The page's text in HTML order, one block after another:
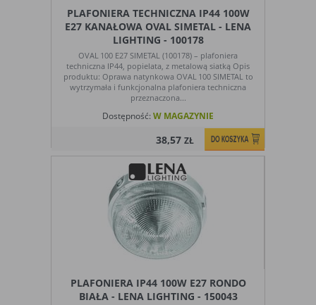
PLAFONIERA TECHNICZNA IP44 100W
E27 KANAŁOWA OVAL SIMETAL - LENA
LIGHTING - 100178
OVAL 100 E27 SIMETAL (100178) – plafoniera
techniczna IP44, popielata, z metalową siatką Opis
produktu: Oprawa natynkowa OVAL 100 SIMETAL to
wytrzymała i funkcjonalna plafoniera techniczna
przeznaczona...
Dostępność: W MAGAZYNIE
38,57ZŁ
PLAFONIERA IP44 100W E27 RONDO
BIAŁA - LENA LIGHTING - 150043